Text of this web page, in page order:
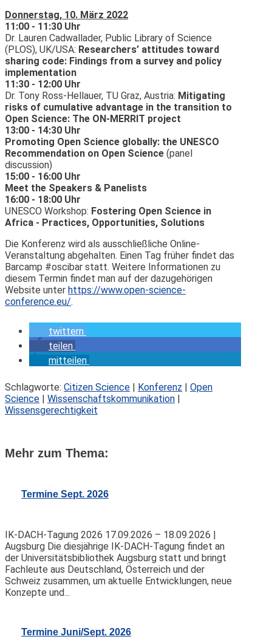
Donnerstag, 10. März 2022
11:00 - 11:30 Uhr
Dr. Lauren Cadwallader, Public Library of Science
(PLOS), UK/USA: Researchers’ attitudes toward
sharing code: Findings from a survey and policy
implementation
11:30 - 12:00 Uhr
Dr. Tony Ross-Hellauer, TU Graz, Austria: Mitigating
risks of cumulative advantage in the transition to
Open Science: The ON-MERRIT project
13:00 - 14:30 Uhr
Promoting Open Science globally: the UNESCO
Recommendation on Open Science (panel
discussion)
15:00 - 16:00 Uhr
Meet the Speakers & Panelists
16:00 - 18:00 Uhr
UNESCO Workshop: Fostering Open Science in
Africa - Practices, Opportunities, Solutions
Die Konferenz wird als ausschließliche Online-
Veranstaltung abgehalten. Einen Tag früher findet das
Barcamp #oscibar statt. Weitere Informationen zu
diesem Termin findet man auf der dazugehörigen
Website unter https://www.open-science-
conference.eu/.
twittern
teilen
mitteilen
Schlagworte: Citizen Science | Konferenz | Open
Science | Wissenschaftskommunikation |
Wissensgerechtigkeit
Mehr zum Thema:
Termine Sept. 2026
IK-DACH-Tagung 2026 17.09.2026 – 18.09.2026 |
Augsburg Die diesjährige IK-DACH-Tagung findet an
der Universitätsbibliothek Augsburg statt und bringt
Fachleute aus Deutschland, Österreich und der
Schweiz zusammen, um aktuelle Entwicklungen, neue
Konzepte und...
Termine Juni/Sept. 2026